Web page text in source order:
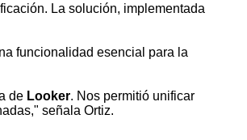
La solución, implementada
funcionalidad esencial para la
de Looker. Nos permitió unificar
señala Ortiz.